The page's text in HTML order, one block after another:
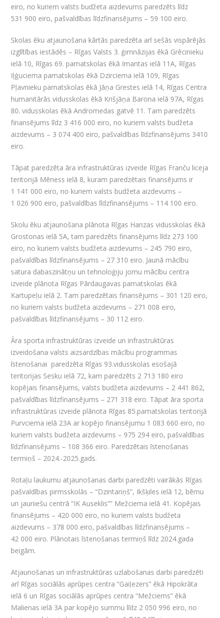
eiro, no kuriem valsts budžeta aizdevums paredzēts līdz
531 900 eiro, pašvaldības līdzfinansējums – 59 100 eiro.
Skolas ēku atjaunošana kārtās paredzēta arī sešās vispārējās
izglītības iestādēs – Rīgas Valsts 3. ģimnāzijas ēkā Grēcinieku
ielā 10, Rīgas 69. pamatskolas ēkā Imantas ielā 11A, Rīgas
Iļģuciema pamatskolas ēkā Dzirciema ielā 109, Rīgas
Pļavnieku pamatskolas ēkā Jāņa Grestes ielā 14, Rīgas Centra
humanitārās vidusskolas ēkā Krišjāņa Barona ielā 97A, Rīgas
80. vidusskolas ēkā Andromedas gatvē 11. Tam paredzēts
finansējums līdz 3 416 000 eiro, no kuriem valsts budžeta
aizdevums – 3 074 400 eiro, pašvaldības līdzfinansējums 3410
eiro.
Tāpat paredzēta āra infrastruktūras izveide Rīgas Franču liceja
teritorijā Mēness ielā 8, kuram paredzētais finansējums ir
1 141 000 eiro, no kuriem valsts budžeta aizdevums –
1 026 900 eiro, pašvaldības līdzfinansējums – 114 100 eiro.
Skolu ēku atjaunošana plānota Rīgas Hanzas vidusskolas ēkā
Grostonas ielā 5A, tam paredzēts finansējums līdz 273 100
eiro, no kuriem valsts budžeta aizdevums – 245 790 eiro,
pašvaldības līdzfinansējums – 27 310 eiro. Jaunā mācību
satura dabaszinātņu un tehnoloģiju jomu mācību centra
izveide plānota Rīgas Pārdaugavas pamatskolas ēkā
Kartupeļu ielā 2. Tam paredzētais finansējums – 301 120 eiro,
no kuriem valsts budžeta aizdevums – 271 008 eiro,
pašvaldības līdzfinansējums – 30 112 eiro.
Āra sporta infrastruktūras izveide un infrastruktūras
izveidošana valsts aizsardzības mācību programmas
īstenošanai paredzēta Rīgas 93.vidusskolas esošajā
teritorijas Sesku ielā 72, kam paredzēts 2 713 180 eiro
kopējais finansējums, valsts budžeta aizdevums – 2 441 862,
pašvaldības līdzfinansējums – 271 318 eiro. Tāpat āra sporta
infrastruktūras izveide plānota Rīgas 85.pamatskolas teritorijā
Purvciema ielā 23A ar kopējo finansējumu 1 083 660 eiro, no
kuriem valsts budžeta aizdevums – 975 294 eiro, pašvaldības
līdzfinansējums – 108 366 eiro. Paredzētais īstenošanas
termiņš – 2024.-2025.gads.
Rotaļu laukumu atjaunošanas darbi paredzēti vairākās Rīgas
pašvaldības pirmsskolās – “Dzintariņš”, Ikšķiles ielā 12, bērnu
un jauniešu centrā “IK Auseklis”” Mežciema ielā 41. Kopējais
finansējums – 420 000 eiro, no kuriem valsts budžeta
aizdevums – 378 000 eiro, pašvaldības līdzfinansējums –
42 000 eiro. Plānotais īstenošanas termiņš līdz 2024.gada
beigām.
Atjaunošanas un infrastruktūras uzlabošanas darbi paredzēti
arī Rīgas sociālās aprūpes centra “Gaiļezers” ēkā Hipokrāta
ielā 6 un Rīgas sociālās aprūpes centra “Mežciems” ēkā
Malienas ielā 3A par kopējo summu līdz 2 050 996 eiro, no